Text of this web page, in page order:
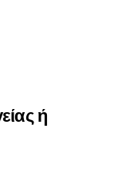
ή